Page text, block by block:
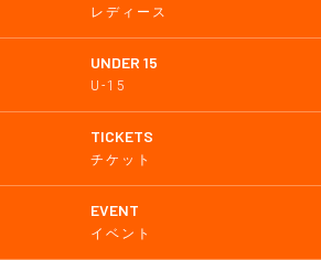
レディース
UNDER 15
U-15
TICKETS
チケット
EVENT
イベント